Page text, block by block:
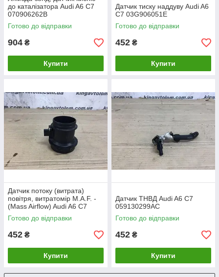
до каталізатора Audi A6 C7
070906262B
Готово до відправки
904 ₴
Купити
Датчик тиску наддуву Audi A6
C7 03G906051E
Готово до відправки
452 ₴
Купити
Датчик потоку (витрата)
повітря, витратомір M.A.F. -
(Mass Airflow) Audi A6 C7
059906461N
Готово до відправки
452 ₴
Купити
Датчик ТНВД Audi A6 C7
059130299AC
Готово до відправки
452 ₴
Купити